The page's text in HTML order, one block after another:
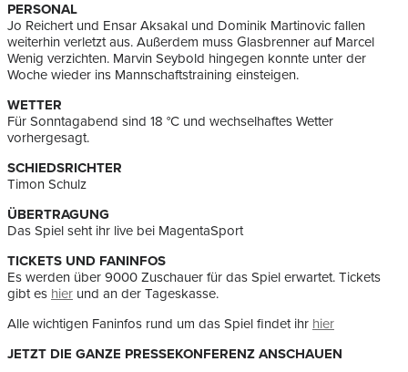
PERSONAL
Jo Reichert und Ensar Aksakal und Dominik Martinovic fallen
weiterhin verletzt aus. Außerdem muss Glasbrenner auf Marcel
Wenig verzichten. Marvin Seybold hingegen konnte unter der
Woche wieder ins Mannschaftstraining einsteigen.
WETTER
Für Sonntagabend sind 18 °C und wechselhaftes Wetter
vorhergesagt.
SCHIEDSRICHTER
Timon Schulz
ÜBERTRAGUNG
Das Spiel seht ihr live bei MagentaSport
TICKETS UND FANINFOS
Es werden über 9000 Zuschauer für das Spiel erwartet. Tickets
gibt es hier und an der Tageskasse.
Alle wichtigen Faninfos rund um das Spiel findet ihr hier
JETZT DIE GANZE PRESSEKONFERENZ ANSCHAUEN